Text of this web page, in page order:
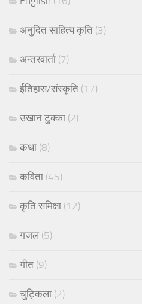
अनुदित साहित्य कृति (3)
अन्तरवार्ता (7)
ईतिहास/संस्कृति (17)
उखान टुक्का (2)
कथा (8)
कविता (45)
कृति समिक्षा (12)
गजल(5)
गीत (9)
चुट्किला (2)